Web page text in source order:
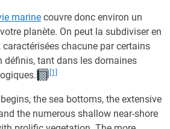
marine couvre donc environ un
planète. On peut la subdiviser en
chacune par certains
définis, tant dans les domaines
[1]
the sea bottoms, the extensive
the numerous shallow near-shore